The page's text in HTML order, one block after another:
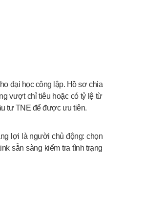
đại học công lập. Hồ sơ chia
vượt chỉ tiêu hoặc có tỷ lệ từ
tư TNE để được ưu tiên.
lợi là người chủ động: chọn
sẵn sàng kiểm tra tình trạng